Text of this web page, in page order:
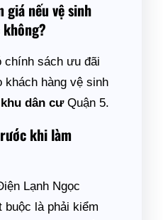
giá nếu vệ sinh
chính sách ưu đãi
khách hàng vệ sinh
khu dân cưQuận 5.
khi làm
Lạnh Ngọc
buộc là phải kiểm